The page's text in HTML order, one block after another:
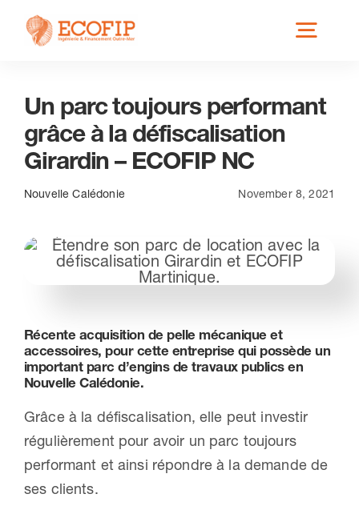
Skip
Qui est ECOFIP ?
Nos Services
Secteurs éligibles
Actus
Un parc toujours performant
grâce à la défiscalisation
Girardin – ECOFIP NC
Nouvelle Calédonie November 8, 2021
Récente acquisition de pelle mécanique et
accessoires, pour cette entreprise qui possède un
important parc d’engins de travaux publics en
Nouvelle Calédonie.
Grâce à la défiscalisation, elle peut investir
régulièrement pour avoir un parc toujours
performant et ainsi répondre à la demande de
ses clients.